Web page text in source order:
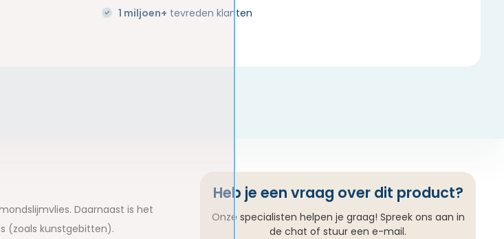
1 miljoen+ tevreden klanten
Daarnaast is het
(zoals kunstgebitten).
Heb je een vraag over dit product?
Onze specialisten helpen je graag! Spreek ons aan in
de chat of stuur een e-mail.